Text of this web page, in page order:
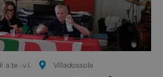
a.te.-v.l. Villadossola